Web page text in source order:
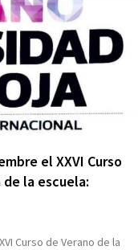
el XXVI Curso
de la escuela:
Curso de Verano de la